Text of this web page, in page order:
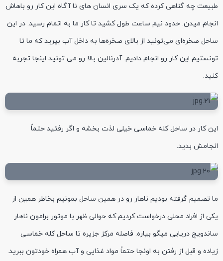
طبیعت چه گناهی کرده که یک سری انسان های نا آگاه این کار رو باهاش
انجام میدن. حدود نیم ساعت طول کشید تا کار ما به اتمام رسید. در این
ساحل صخره‌ای می‌تونید از بالای صخره‌ها به داخل آب بپرید که ما تا
تونستیم این کار رو انجام دادیم. آدرنالین بالا رو می تونید اینجا تجربه
کنید.
این کار در ساحل کله خماسی خیلی لذت بخشه و اگر رفتید حتماً
انجامش بدید.
ما تصمیم گرفته بودیم ناهار رو در همین ساحل بمونیم بخاطر همین از
یکی از افراد محلی درخواست کردیم که حوالی ظهر با موتور برامون ناهار
ساندویچ دریایی میگو بیاره. فاصله مرکز جزیره تا ساحل کله خماسی
زیاده و قبل از رفتن به اونجا حتماً مواد غذایی و آب همراه خودتون ببرید.